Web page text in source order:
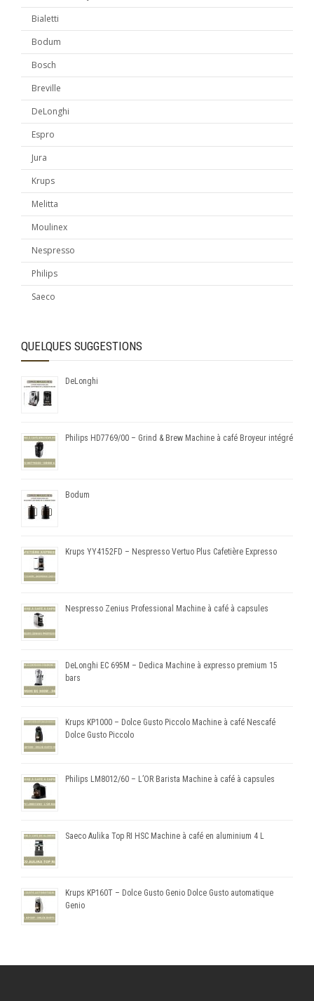
Bialetti
Bodum
Bosch
Breville
DeLonghi
Espro
Jura
Krups
Melitta
Moulinex
Nespresso
Philips
Saeco
QUELQUES SUGGESTIONS
DeLonghi
Philips HD7769/00 – Grind & Brew Machine à café Broyeur intégré
Bodum
Krups YY4152FD – Nespresso Vertuo Plus Cafetière Expresso
Nespresso Zenius Professional Machine à café à capsules
DeLonghi EC 695M – Dedica Machine à expresso premium 15
bars
Krups KP1000 – Dolce Gusto Piccolo Machine à café Nescafé
Dolce Gusto Piccolo
Philips LM8012/60 – L’OR Barista Machine à café à capsules
Saeco Aulika Top RI HSC Machine à café en aluminium 4 L
Krups KP160T – Dolce Gusto Genio Dolce Gusto automatique
Genio